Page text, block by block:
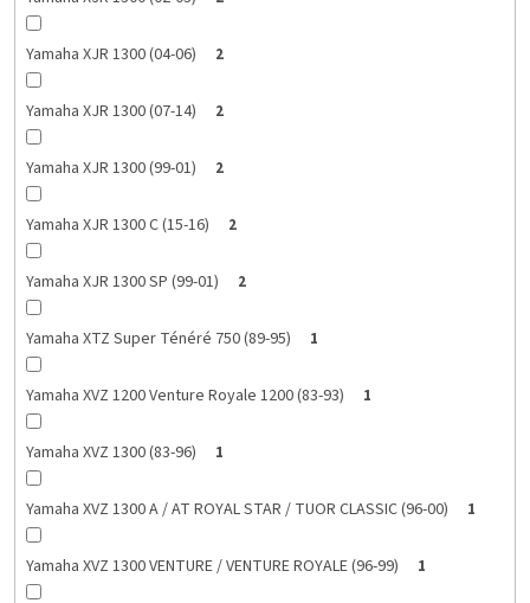
Yamaha XJR 1300 (04-06) 2
Yamaha XJR 1300 (07-14) 2
Yamaha XJR 1300 (99-01) 2
Yamaha XJR 1300 C (15-16) 2
Yamaha XJR 1300 SP (99-01) 2
Yamaha XTZ Super Ténéré 750 (89-95) 1
Yamaha XVZ 1200 Venture Royale 1200 (83-93) 1
Yamaha XVZ 1300 (83-96) 1
Yamaha XVZ 1300 A / AT ROYAL STAR / TUOR CLASSIC (96-00) 1
Yamaha XVZ 1300 VENTURE / VENTURE ROYALE (96-99) 1